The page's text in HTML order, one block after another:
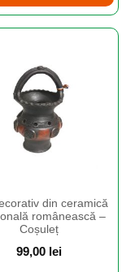
din ceramică
românească –
Coșuleț
99,00 lei